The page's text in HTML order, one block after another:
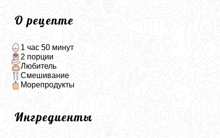
О рецепте
1 час 50 минут
2 порции
Любитель
Смешивание
Морепродукты
Ингредиенты